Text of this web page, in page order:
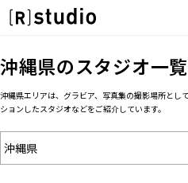
IMAGE
雰囲気で探したい
スタジオを探す
雰囲気で探したい
SCENE
部屋ごとに写真で見比べたい
VARIATION
沖縄県のスタジオ一覧
沖縄県エリアは、グラビア、写真集の撮影場所とし
ションしたスタジオなどをご紹介しています。